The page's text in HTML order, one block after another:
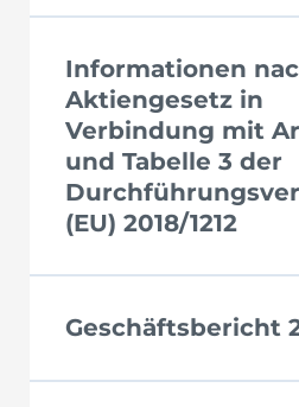
Informationen
Aktiengesetz in
Verbindung mit
und Tabelle 3 der
(EU) 2018/1212
Geschäftsbericht